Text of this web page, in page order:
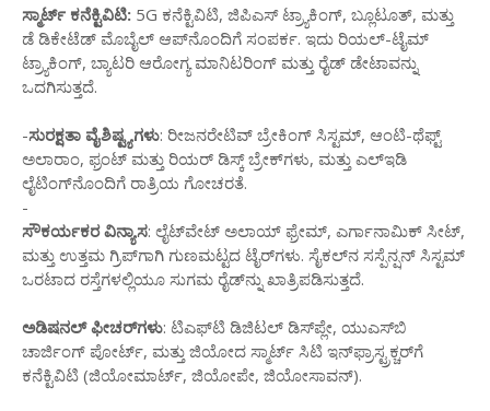
ಸ್ಮಾರ್ಟ್ ಕನೆಕ್ಟಿವಿಟಿ: 5G ಕನೆಕ್ಟಿವಿಟಿ, ಜಿಪಿಎಸ್ ಟ್ರ್ಯಾಕಿಂಗ್, ಬ್ಲೂಟೂತ್, ಮತ್ತು
ಡೆ ಡಿಕೇಟೆಡ್ ಮೊಬೈಲ್ ಆಪ್‌ನೊಂದಿಗೆ ಸಂಪರ್ಕ. ಇದು ರಿಯಲ್-ಟೈಮ್
ಟ್ರ್ಯಾಕಿಂಗ್, ಬ್ಯಾಟರಿ ಆರೋಗ್ಯ ಮಾನಿಟರಿಂಗ್ ಮತ್ತು ರೈಡ್ ಡೇಟಾವನ್ನು
ಒದಗಿಸುತ್ತದೆ.
-ಸುರಕ್ಷತಾ ವೈಶಿಷ್ಟ್ಯಗಳು: ರೀಜನರೇಟಿವ್ ಬ್ರೇಕಿಂಗ್ ಸಿಸ್ಟಮ್, ಆಂಟಿ-ಥೆಫ್ಟ್
ಅಲಾರಾಂ, ಫ್ರಂಟ್ ಮತ್ತು ರಿಯರ್ ಡಿಸ್ಕ್ ಬ್ರೇಕ್‌ಗಳು, ಮತ್ತು ಎಲ್‌ಇಡಿ
ಲೈಟಿಂಗ್‌ನೊಂದಿಗೆ ರಾತ್ರಿಯ ಗೋಚರತೆ.
-
ಸೌಕರ್ಯಕರ ವಿನ್ಯಾಸ: ಲೈಟ್‌ವೇಟ್ ಅಲಾಯ್ ಫ್ರೇಮ್, ಎರ್ಗಾನಾಮಿಕ್ ಸೀಟ್,
ಮತ್ತು ಉತ್ತಮ ಗ್ರಿಪ್‌ಗಾಗಿ ಗುಣಮಟ್ಟದ ಟೈರ್‌ಗಳು. ಸೈಕಲ್‌ನ ಸಸ್ಪೆನ್ಷನ್ ಸಿಸ್ಟಮ್
ಒರಟಾದ ರಸ್ತೆಗಳಲ್ಲಿಯೂ ಸುಗಮ ರೈಡ್‌ನ್ನು ಖಾತ್ರಿಪಡಿಸುತ್ತದೆ.
ಅಡಿಷನಲ್ ಫೀಚರ್‌ಗಳು: ಟಿಎಫ್‌ಟಿ ಡಿಜಿಟಲ್ ಡಿಸ್‌ಪ್ಲೇ, ಯುಎಸ್‌ಬಿ
ಚಾರ್ಜಿಂಗ್ ಪೋರ್ಟ್, ಮತ್ತು ಜಿಯೋದ ಸ್ಮಾರ್ಟ್ ಸಿಟಿ ಇನ್‌ಫ್ರಾಸ್ಟ್ರಕ್ಚರ್‌ಗೆ
ಕನೆಕ್ಟಿವಿಟಿ (ಜಿಯೋಮಾರ್ಟ್, ಜಿಯೋಪೇ, ಜಿಯೋಸಾವನ್).